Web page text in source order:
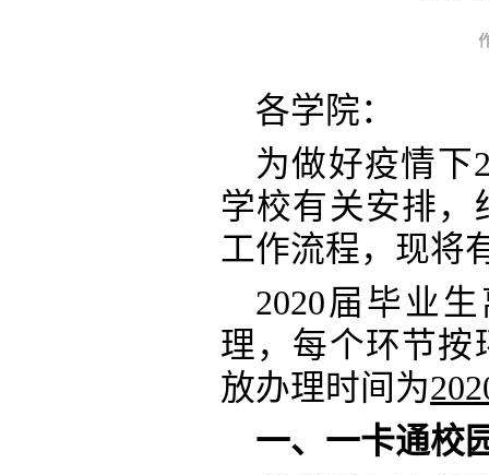
各学院：
为做好疫情下
学校有关安排，
工作流程，现将
2020届毕业
理，每个环节按
放办理时间为
一、一卡通校